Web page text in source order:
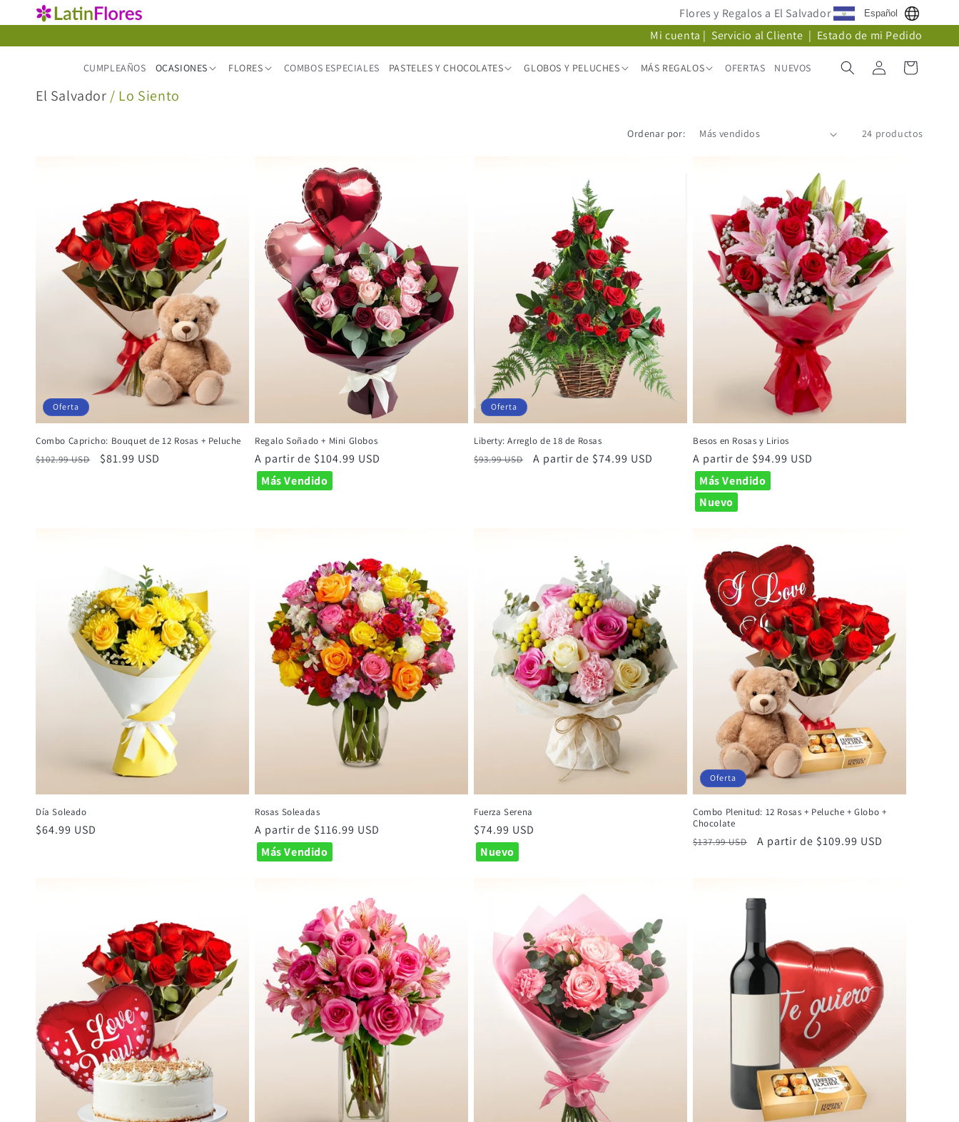
directamente
al contenido
Flores y Regalos a El Salvador Español
Mi cuenta | Servicio al Cliente | Estado de mi Pedido
CUMPLEAÑOS OCASIONES FLORES COMBOS ESPECIALES PASTELES Y CHOCOLATES GLOBOS Y PELUCHES MÁS REGALOS OFERTAS NUEVOS
Iniciar
sesión
Carrito
C
El Salvador / Lo Siento
Ordenar por: 24 productos
Oferta
Combo Capricho: Bouquet de 12 Rosas + Peluche
Precio
$102.99 USD
Precio
$81.99 USD
Regalo Soñado + Mini Globos
Precio
habitual
A partir de $104.99 USD
Más Vendido
Oferta
Liberty: Arreglo de 18 de Rosas
Precio
$93.99 USD
Precio
A partir de $74.99 USD
Besos en Rosas y Lirios
Precio
habitual
A partir de $94.99 USD
Más Vendido
Nuevo
Día Soleado
Precio
$64.99 USD
Rosas Soleadas
Precio
habitual
A partir de $116.99 USD
Más Vendido
Fuerza Serena
Precio
habitual
$74.99 USD
Nuevo
Oferta
Combo Plenitud: 12 Rosas + Peluche + Globo +
Chocolate
Precio
$137.99 USD
Precio
A partir de $109.99 USD